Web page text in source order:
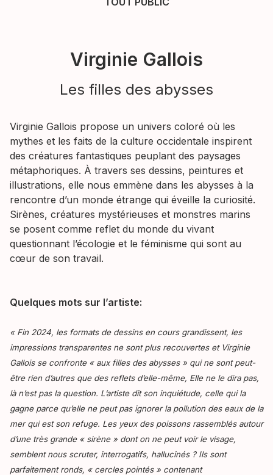
Virginie Gallois
Les filles des abysses
Virginie Gallois propose un univers coloré où les
mythes et les faits de la culture occidentale inspirent
des créatures fantastiques peuplant des paysages
métaphoriques. À travers ses dessins, peintures et
illustrations, elle nous emmène dans les abysses à la
rencontre d’un monde étrange qui éveille la curiosité.
Sirènes, créatures mystérieuses et monstres marins
se posent comme reflet du monde du vivant
questionnant l’écologie et le féminisme qui sont au
cœur de son travail.
Quelques mots sur l’artiste:
« Fin 2024, les formats de dessins en cours grandissent, les
impressions transparentes ne sont plus recouvertes et Virginie
Gallois se confronte « aux filles des abysses » qui ne sont peut-
être rien d’autres que des reflets d’elle-même, Elle ne le dira pas,
là n’est pas la question. L’artiste dit son inquiétude, celle qui la
gagne parce qu’elle ne peut pas ignorer la pollution des eaux de la
mer qui est son refuge. Les yeux des poissons rassemblés autour
d’une très grande « sirène » dont on ne peut voir le visage,
semblent nous scruter, interrogatifs, hallucinés ? Ils sont
parfaitement ronds, « cercles pointés » contenant